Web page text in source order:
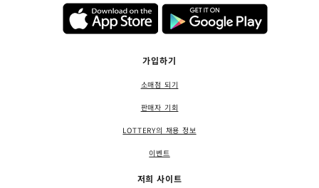
가입하기
소매점 되기
판매자 기회
LOTTERY의 채용 정보
이벤트
저희 사이트